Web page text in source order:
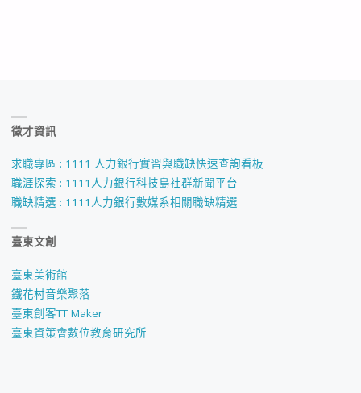
徵才資訊
求職專區 : 1111 人力銀行實習與職缺快速查詢看板
職涯探索 : 1111人力銀行科技島社群新聞平台
職缺精選 : 1111人力銀行數媒系相關職缺精選
臺東文創
臺東美術館
鐵花村音樂聚落
臺東創客TT Maker
臺東資策會數位教育研究所